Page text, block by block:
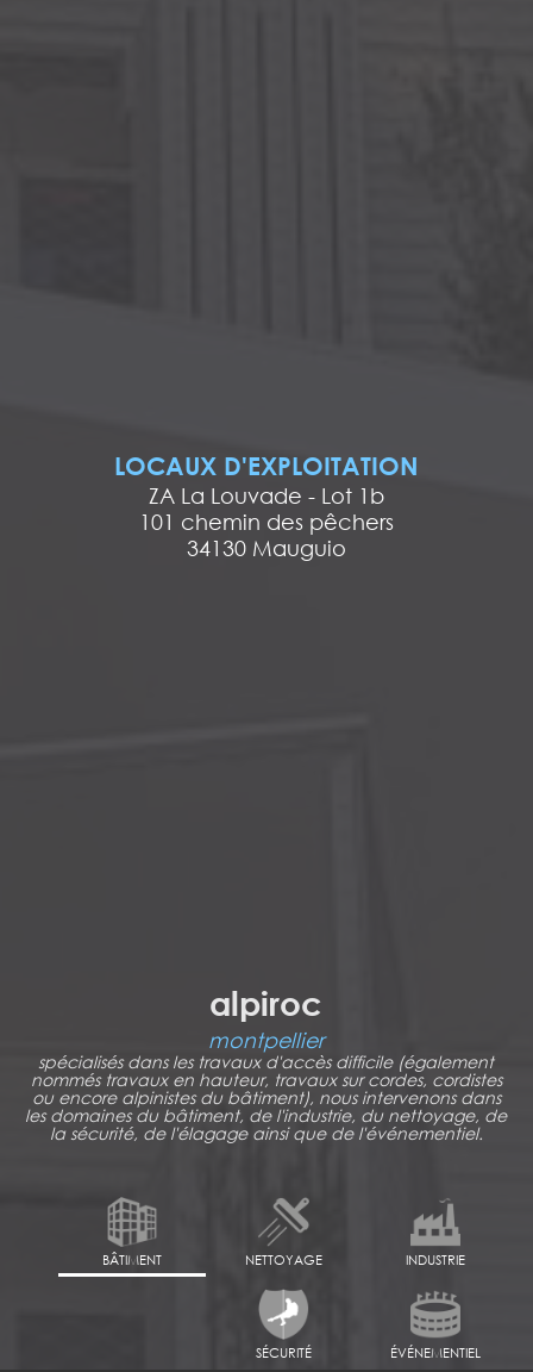
LOCAUX D'EXPLOITATION
ZA La Louvade - Lot 1b
101 chemin des pêchers
34130 Mauguio
alpiroc
montpellier
spécialisés dans les travaux d'accès difficile (également
nommés travaux en hauteur, travaux sur cordes, cordistes
ou encore alpinistes du bâtiment), nous intervenons dans
les domaines du bâtiment, de l'industrie, du nettoyage, de
la sécurité, de l'élagage ainsi que de l'événementiel.
BÂTIMENT NETTOYAGE INDUSTRIE
SÉCURITÉ ÉVÉNEMENTIEL